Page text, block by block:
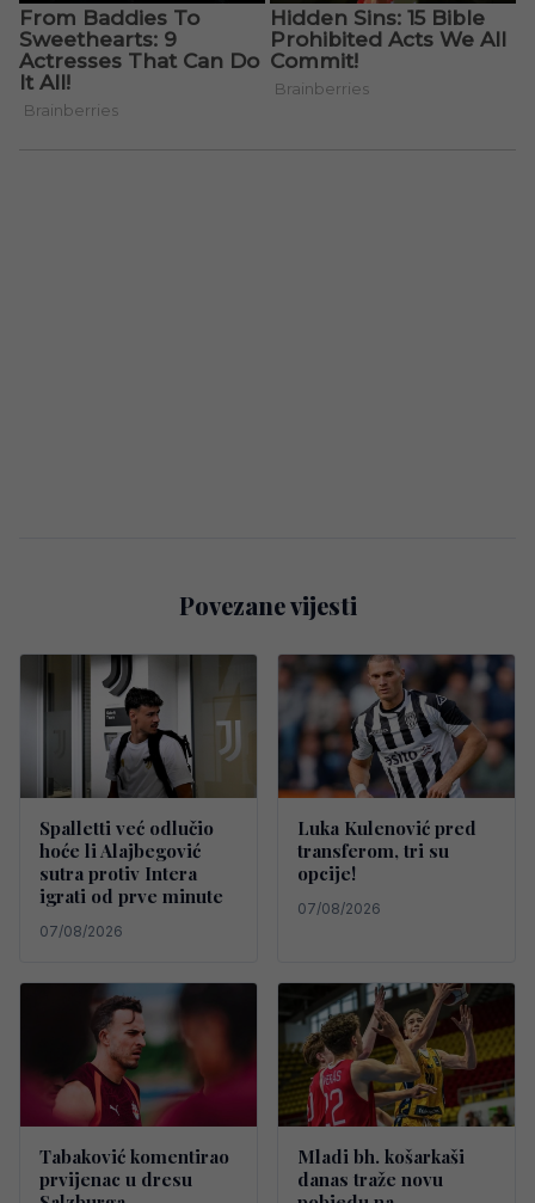
Povezane vijesti
Spalletti već odlučio
hoće li Alajbegović
sutra protiv Intera
igrati od prve minute
07/08/2026
Luka Kulenović pred
transferom, tri su
opcije!
07/08/2026
Tabaković komentirao
prvijenac u dresu
Mladi bh. košarkaši
danas traže novu